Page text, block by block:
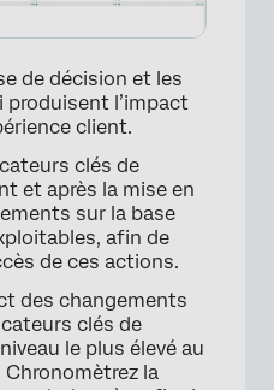
de décision et les
l’impact
client.
clés de
et après la mise en
sur la base
afin de
de ces actions.
des changements
clés de
le plus élevé au
la